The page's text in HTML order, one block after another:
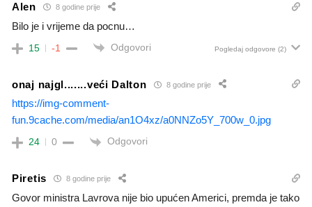
Alen 8 godine prije
Bilo je i vrijeme da pocnu…
15 -1 Odgovori Pogledaj odgovore (2)
onaj najgl.......veći Dalton 8 godine prije
https://img-comment-
fun.9cache.com/media/an1O4xz/a0NNZo5Y_700w_0.jpg
24 0 Odgovori
Piretis 8 godine prije
Govor ministra Lavrova nije bio upućen Americi, premda je tako